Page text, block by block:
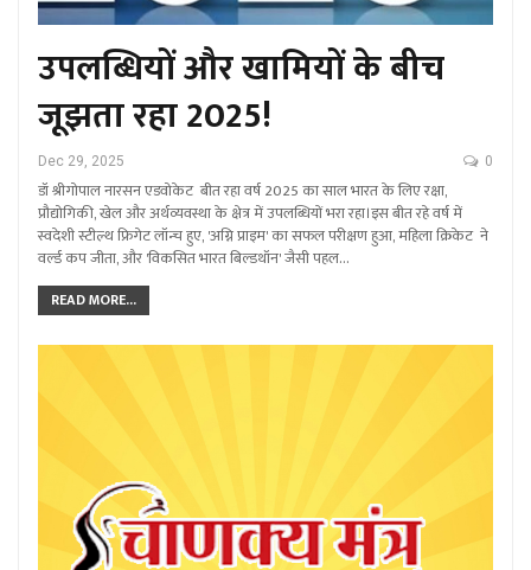
उपलब्धियों और खामियों के बीच
जूझता रहा 2025!
Dec 29, 2025 0
डॉ श्रीगोपाल नारसन एडवोकेट बीत रहा वर्ष 2025 का साल भारत के लिए रक्षा,
प्रौद्योगिकी, खेल और अर्थव्यवस्था के क्षेत्र में उपलब्धियों भरा रहा।इस बीत रहे वर्ष में
स्वदेशी स्टील्थ फ्रिगेट लॉन्च हुए, 'अग्नि प्राइम' का सफल परीक्षण हुआ, महिला क्रिकेट ने
वर्ल्ड कप जीता, और 'विकसित भारत बिल्डथॉन' जैसी पहल…
READ MORE...